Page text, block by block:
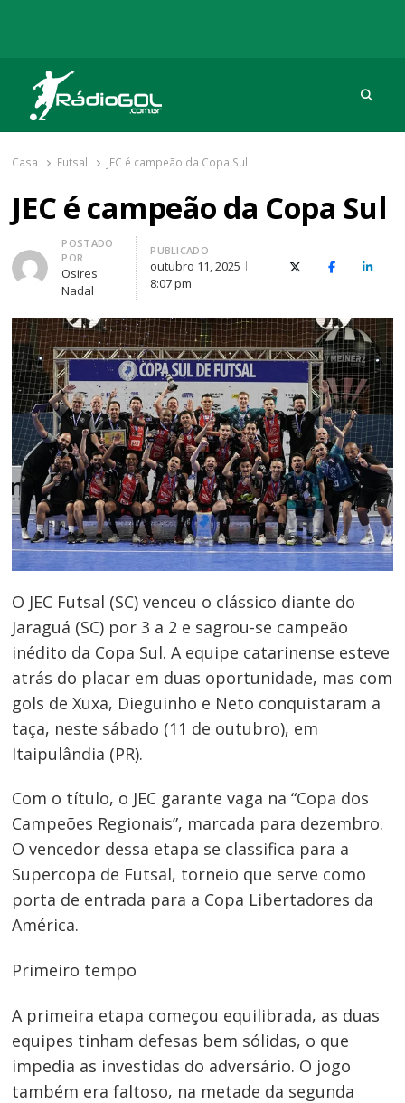
Rádio Gol
Há mais de 20 anos com as melhores coberturas
Casa Futsal JEC é campeão da Copa Sul
JEC é campeão da Copa Sul
Autor
POSTADO
POR
Osires
Nadal
PUBLICADO
outubro 11, 2025
8:07 pm
X (Twitter)Facebook
O
O JEC Futsal (SC) venceu o clássico diante do
Jaraguá (SC) por 3 a 2 e sagrou-se campeão
inédito da Copa Sul. A equipe catarinense esteve
atrás do placar em duas oportunidade, mas com
gols de Xuxa, Dieguinho e Neto conquistaram a
taça, neste sábado (11 de outubro), em
Itaipulândia (PR).
Com o título, o JEC garante vaga na “Copa dos
Campeões Regionais”, marcada para dezembro.
O vencedor dessa etapa se classifica para a
Supercopa de Futsal, torneio que serve como
porta de entrada para a Copa Libertadores da
América.
Primeiro tempo
A primeira etapa começou equilibrada, as duas
equipes tinham defesas bem sólidas, o que
impedia as investidas do adversário. O jogo
também era faltoso, na metade da segunda